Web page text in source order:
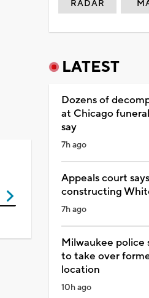
RADAR
LATEST
Dozens of
at Chicago
say
7h ago
Appeals court
constructing
7h ago
Milwaukee police
to take over
location
10h ago